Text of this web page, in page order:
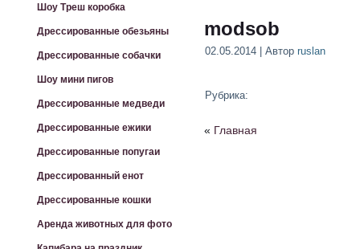
Шоу Треш коробка
Дрессированные обезьяны
Дрессированные собачки
Шоу мини пигов
Дрессированные медведи
Дрессированные ежики
Дрессированные попугаи
Дрессированный енот
Дрессированные кошки
Аренда животных для фото
modsob
02.05.2014 | Автор ruslan
Рубрика:
« Главная